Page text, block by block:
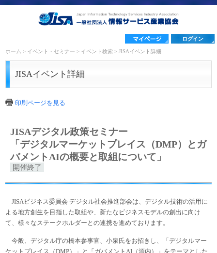
ログイン
ホーム > イベント・セミナー > イベント検索 >JISAイベント詳細
JISAイベント詳細
印刷ページを見る
JISAデジタル政策セミナー
「デジタルマーケットプレイス（DMP）とガ
バメントAIの概要と取組について」
開催終了
JISAビジネス委員会 デジタル社会推進部会は、デジタル技術の活用に
よる地方創生を目指した取組や、新たなビジネスモデルの創出に向け
て、様々なステークホルダーとの連携を進めております。
今般、デジタル庁の橋本参事官、小泉氏をお招きし、「デジタルマー
ケットプレイス（DMP）」と「ガバメントAI （源内）」をテーマとした